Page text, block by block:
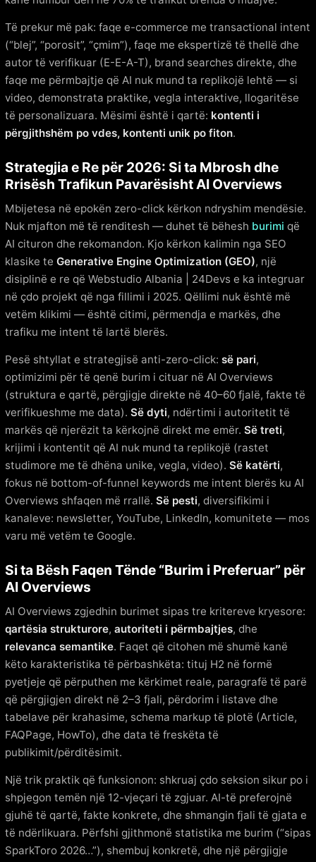
Të prekur më pak: faqe e-commerce me transactional intent
(“blej”, “porosit”, “çmim”), faqe me ekspertizë të thellë dhe
autor të verifikuar (E-E-A-T), brand searches direkte, dhe
faqe me përmbajtje që AI nuk mund ta replikojë lehtë — si
video, demonstrata praktike, vegla interaktive, llogaritëse
të personalizuara. Mësimi është i qartë: kontenti i
përgjithshëm po vdes, kontenti unik po fiton.
Strategjia e Re për 2026: Si ta Mbrosh dhe
Rrisësh Trafikun Pavarësisht AI Overviews
Mbijetesa në epokën zero-click kërkon ndryshim mendësie.
Nuk mjafton më të renditesh — duhet të bëhesh burimi që
AI cituron dhe rekomandon. Kjo kërkon kalimin nga SEO
klasike te Generative Engine Optimization (GEO), një
disiplinë e re që Webstudio Albania | 24Devs e ka integruar
në çdo projekt që nga fillimi i 2025. Qëllimi nuk është më
vetëm klikimi — është citimi, përmendja e markës, dhe
trafiku me intent të lartë blerës.
Pesë shtyllat e strategjisë anti-zero-click: së pari,
optimizimi për të qenë burim i cituar në AI Overviews
(struktura e qartë, përgjigje direkte në 40–60 fjalë, fakte të
verifikueshme me data). Së dyti, ndërtimi i autoritetit të
markës që njerëzit ta kërkojnë direkt me emër. Së treti,
krijimi i kontentit që AI nuk mund ta replikojë (rastet
studimore me të dhëna unike, vegla, video). Së katërti,
fokus në bottom-of-funnel keywords me intent blerës ku AI
Overviews shfaqen më rrallë. Së pesti, diversifikimi i
kanaleve: newsletter, YouTube, LinkedIn, komunitete — mos
varu më vetëm te Google.
Si ta Bësh Faqen Tënde “Burim i Preferuar” për
AI Overviews
AI Overviews zgjedhin burimet sipas tre kritereve kryesore:
qartësia strukturore, autoriteti i përmbajtjes, dhe
relevanca semantike. Faqet që citohen më shumë kanë
këto karakteristika të përbashkëta: tituj H2 në formë
pyetjeje që përputhen me kërkimet reale, paragrafë të parë
që përgjigjen direkt në 2–3 fjali, përdorim i listave dhe
tabelave për krahasime, schema markup të plotë (Article,
FAQPage, HowTo), dhe data të freskëta të
publikimit/përditësimit.
Një trik praktik që funksionon: shkruaj çdo seksion sikur po i
shpjegon temën një 12-vjeçari të zgjuar. AI-të preferojnë
gjuhë të qartë, fakte konkrete, dhe shmangin fjali të gjata e
të ndërlikuara. Përfshi gjithmonë statistika me burim (“sipas
SparkToro 2026…”), shembuj konkretë, dhe një përgjigje